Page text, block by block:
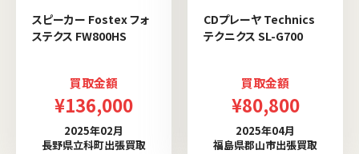
スピーカー Fostex フォ
ステクス FW800HS
買取金額
¥136,000
2025年02月
長野県立科町出張買取
CDプレーヤ Technics
テクニクス SL-G700
買取金額
¥80,800
2025年04月
福島県郡山市出張買取